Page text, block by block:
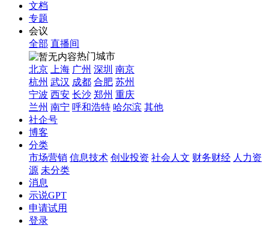
文档
专题
会议
全部 直播间
热门城市
北京
上海 广州 深圳 南京
杭州 武汉 成都 合肥 苏州
宁波 西安 长沙 郑州 重庆
兰州 南宁 呼和浩特 哈尔滨 其他
社企号
博客
分类
市场营销 信息技术 创业投资 社会人文 财务财经 人力资
源 未分类
消息
示说GPT
申请试用
登录